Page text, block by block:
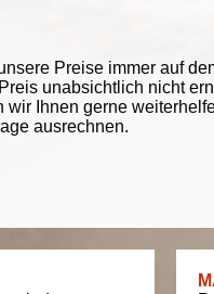
Preise immer auf
unabsichtlich nicht
wir Ihnen gerne
ausrechnen.